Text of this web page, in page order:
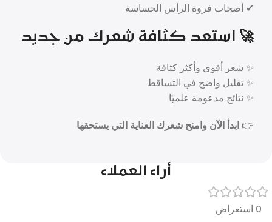
✔ أصحاب فروة الرأس الحساسة
🚀 استعد كثافة شعرك من جديد
✨ شعر أقوى وأكثر كثافة
✨ تقليل واضح في التساقط
✨ نتائج مدعومة علميًا
👉 ابدأ الآن وامنح شعرك العناية التي يستحقها
أراء العملاء
0 استعراض